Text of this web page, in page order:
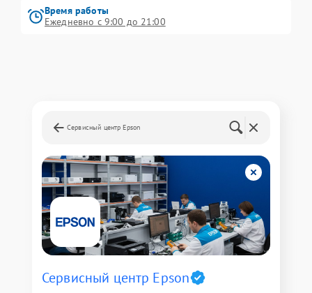
Время работы
Ежедневно с 9:00 до 21:00
Сервисный центр Epson
Сервисный центр Epson